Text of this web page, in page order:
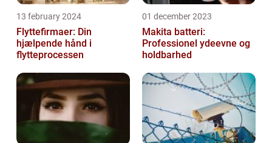
13 february 2024
Flyttefirmaer: Din
hjælpende hånd i
flytteprocessen
01 december 2023
Makita batteri:
Professionel ydeevne og
holdbarhed